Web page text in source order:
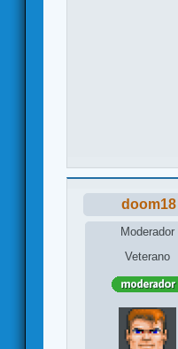
doom18
Moderador
Veterano